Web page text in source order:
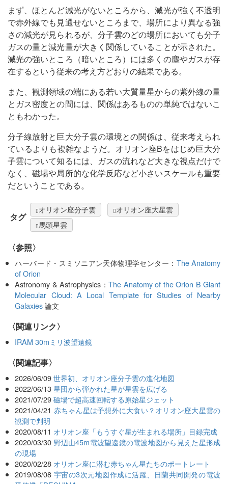
まず、ほとんど減光がないところから、減光が強く不透明
で赤外線でも見通せないところまで、場所により異なる強
さの減光が見られるが、分子雲のどの場所においても分子
ガスの量と減光量が大きく関係していることが示された。
減光の強いところ（暗いところ）には多くの塵やガスが存
在するという従来の考え方どおりの結果である。
また、観測領域の端にある若い大質量星からの紫外線の量
とガス密度との間には、関係はあるものの単純ではないこ
ともわかった。
分子線放射と巨大分子雲の環境との関係は、従来考えられ
ているよりも複雑なようだ。オリオン座Bをはじめ巨大分
子雲について知るには、ガスの流れなど大きな視点だけで
なく、磁場や局所的な化学反応など小さいスケールも重要
だということである。
タグ
オリオン座分子雲
オリオン座大星雲
馬頭星雲
〈参照〉
ハーバード・スミソニアン天体物理学センター： The Anatomy
of Orion
Astronomy & Astrophysics：The Anatomy of the Orion B Giant
Molecular Cloud: A Local Template for Studies of Nearby
Galaxies論文
〈関連リンク〉
IRAM 30mミリ波望遠鏡
関連記事
2026/06/09 世界初、オリオン座分子雲の進化地図
2022/06/13 星団から弾かれた星が星雲を広げる
2021/07/29 磁場で超高速回転する原始星ジェット
2021/04/21 赤ちゃん星は予想外に大食い？オリオン座大星雲の
観測で判明
2020/08/11 オリオン座「もうすぐ星が生まれる場所」目録完成
2020/03/30 野辺山45m電波望遠鏡の電波地図から見えた星形成
の現場
2020/02/28 オリオン座に潜む赤ちゃん星たちのポートレート
2019/08/08 宇宙の3次元地図作成に活躍、日蘭共同開発の電波